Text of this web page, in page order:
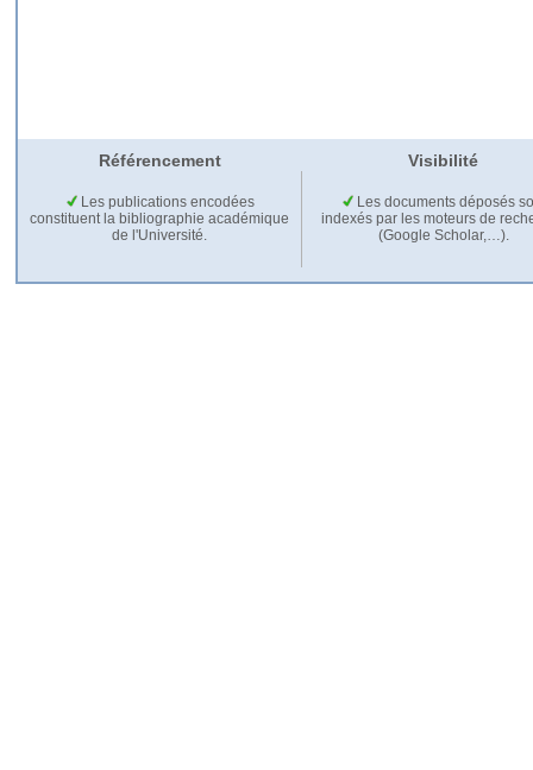
Référencement Visibilité
Les publications encodées
constituent la bibliographie académique
de l'Université.
Les documents déposés
indexés par les moteurs de
(Google Scholar,…).